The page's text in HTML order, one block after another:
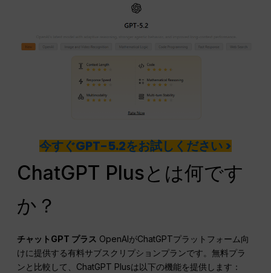
今すぐGPT-5.2をお試しください >
ChatGPT Plusとは何です
か？
チャットGPT プラス OpenAIがChatGPTプラットフォーム向
けに提供する有料サブスクリプションプランです。無料プラ
ンと比較して、ChatGPT Plusは以下の機能を提供します：